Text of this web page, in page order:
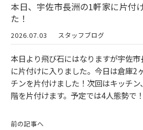
本日、宇佐市長洲の1軒家に片付
た！
2026.07.03 スタッフブログ
本日より飛び石にはなりますが宇佐
に片付けに入りました。今日は倉庫2
チンを片付けました！次回はキッチン
階を片付けます。予定では4人態勢で！
前の記事へ